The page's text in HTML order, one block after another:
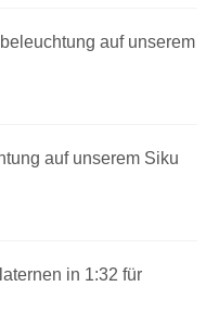
auf unserem
auf unserem Siku
in 1:32 für